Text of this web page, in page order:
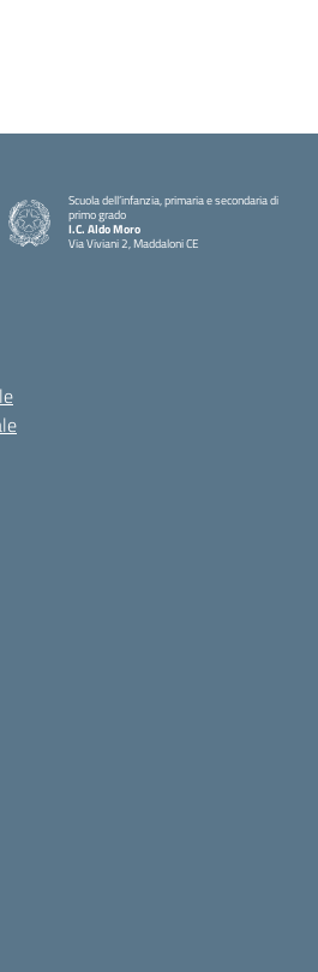
Scuola dell’infanzia, primaria e secondaria di
primo grado
I.C. Aldo Moro
Via Viviani 2, Maddaloni CE